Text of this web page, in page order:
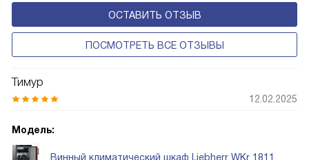
ОСТАВИТЬ ОТЗЫВ
ПОСМОТРЕТЬ ВСЕ ОТЗЫВЫ
Тимур
12.02.2025
Модель:
Винный климатический шкаф Liebherr WKr 1811